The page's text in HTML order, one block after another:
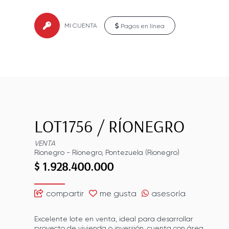
MI CUENTA Pagos en línea
LOT1756 / RÍONEGRO
VENTA
Ríonegro - Ríonegro, Pontezuela (Rionegro)
$ 1.928.400.000
compartir me gusta asesoría
Excelente lote en venta, ideal para desarrollar